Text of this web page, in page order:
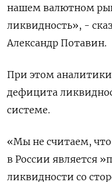
нашем валютном
ликвидность», -
Александр Потавин.
При этом
дефицита
системе.
«Мы не считаем,
в России является
ликвидности со